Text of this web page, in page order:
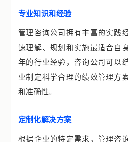
专业知识和经验
管理咨询公司拥有丰富的实践
速理解、规划和实施最适合自
年的行业经验，咨询公司可以
业制定科学合理的绩效管理方
和准确性。
定制化解决方案
根据企业的特定需求，管理咨